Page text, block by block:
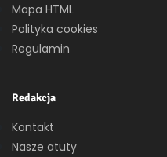
Mapa HTML
Polityka cookies
Regulamin
Redakcja
Kontakt
Nasze atuty